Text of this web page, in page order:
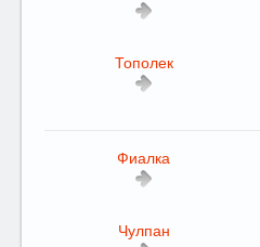
Тополек
Фиалка
Чулпан